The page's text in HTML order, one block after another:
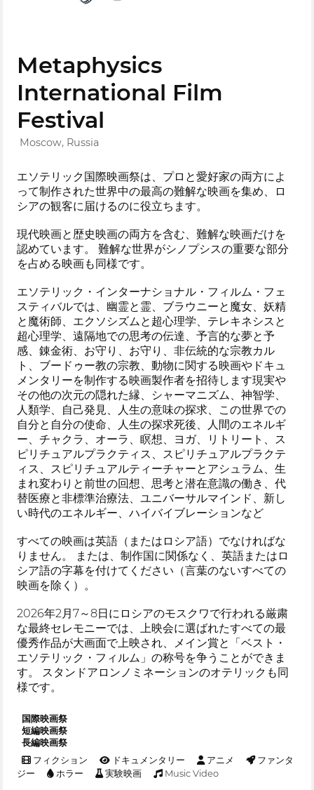
Metaphysics
International Film
Festival
Moscow, Russia
エソテリック国際映画祭は、プロと愛好家の両方によ
って制作された世界中の最高の難解な映画を集め、ロ
シアの観客に届けるのに役立ちます。
現代映画と歴史映画の両方を含む、難解な映画だけを
認めています。 難解な世界がシノプシスの重要な部分
を占める映画も同様です。
エソテリック・インターナショナル・フィルム・フェ
スティバルでは、幽霊と霊、ブラウニーと魔女、妖精
と魔術師、エクソシズムと超心理学、テレキネシスと
超心理学、遠隔地での思考の伝達、予言的な夢と予
感、錬金術、お守り、お守り、非伝統的な宗教カル
ト、ブードゥー教の宗教、動物に関する映画やドキュ
メンタリーを制作する映画製作者を招待します現実や
その他の次元の隠れた縁、シャーマニズム、神智学、
人類学、自己発見、人生の意味の探求、この世界での
自分と自分の使命、人生の探求死後、人間のエネルギ
ー、チャクラ、オーラ、瞑想、ヨガ、リトリート、ス
ピリチュアルプラクティス、スピリチュアルプラクテ
ィス、スピリチュアルティーチャーとアシュラム、生
まれ変わりと前世の回想、思考と潜在意識の働き、代
替医療と非標準治療法、ユニバーサルマインド、新し
い時代のエネルギー、ハイバイブレーションなど
すべての映画は英語（またはロシア語）でなければな
りません。 または、制作国に関係なく、英語またはロ
シア語の字幕を付けてください（言葉のないすべての
映画を除く）。
2026年2月7～8日にロシアのモスクワで行われる厳粛
な最終セレモニーでは、上映会に選ばれたすべての最
優秀作品が大画面で上映され、メイン賞と「ベスト・
エソテリック・フィルム」の称号を争うことができま
す。 スタンドアロンノミネーションのオテリックも同
様です。
国際映画祭
短編映画祭
長編映画祭
フィクション ドキュメンタリー アニメ
ファンタ
ジー
ホラー 実験映画 Music Video